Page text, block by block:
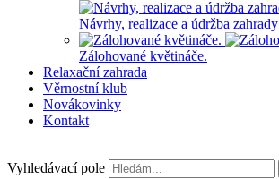
Návrhy, realizace a údržba zahrady
Zálohované květináče.
Relaxační zahrada
Věrnostní klub
Novákovinky
Kontakt
Vyhledávací pole